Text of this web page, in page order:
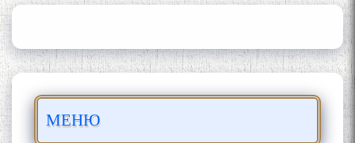
МЕНЮ
Осорхонаи адабии